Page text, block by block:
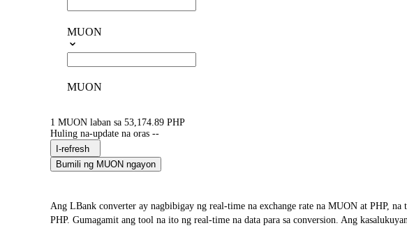
MUON
MUON
1 MUON laban sa 53,174.89 PHP
Huling na-update na oras --
I-refresh
Bumili ng MUON ngayon
Ang LBank converter ay nagbibigay ng real-time na exchange rate na MUON at
PHP. Gumagamit ang tool na ito ng real-time na data para sa conversion. Ang